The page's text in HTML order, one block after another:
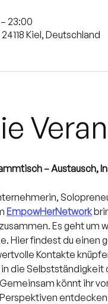
23:00
Kiel, Deutschland
– Austausch,
EmpowHerNetwork
Es geht um
Hier findest du einen
Kontakte
die
könnt ihr